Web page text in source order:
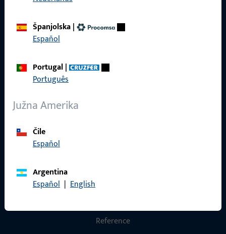
Španjolska|
Español
Portugal|
Português
Južna Amerika
Čile
Español
Argentina
Español | English
Reference